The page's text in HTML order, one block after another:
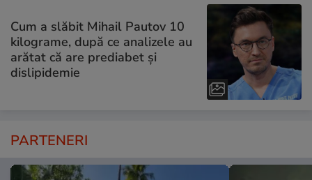
Cum a slăbit Mihail Pautov 10
kilograme, după ce analizele au
arătat că are prediabet și
dislipidemie
PARTENERI